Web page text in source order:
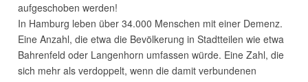
aufgeschoben werden!
In Hamburg leben über 34.000 Menschen mit einer Demenz.
Eine Anzahl, die etwa die Bevölkerung in Stadtteilen wie etwa
Bahrenfeld oder Langenhorn umfassen würde. Eine Zahl, die
sich mehr als verdoppelt, wenn die damit verbundenen